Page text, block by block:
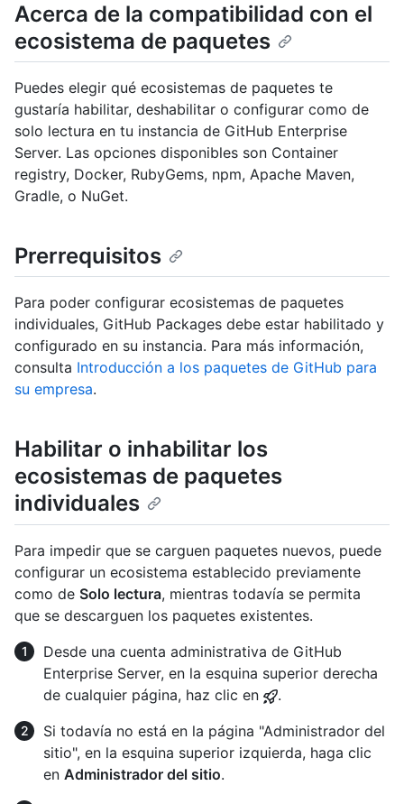
Acerca de la compatibilidad con el
ecosistema de paquetes
Puedes elegir qué ecosistemas de paquetes te
gustaría habilitar, deshabilitar o configurar como de
solo lectura en tu instancia de GitHub Enterprise
Server. Las opciones disponibles son Container
registry, Docker, RubyGems, npm, Apache Maven,
Gradle, o NuGet.
Prerrequisitos
Para poder configurar ecosistemas de paquetes
individuales, GitHub Packages debe estar habilitado y
configurado en su instancia. Para más información,
consulta Introducción a los paquetes de GitHub para
su empresa.
Habilitar o inhabilitar los
ecosistemas de paquetes
individuales
Para impedir que se carguen paquetes nuevos, puede
configurar un ecosistema establecido previamente
como de Solo lectura, mientras todavía se permita
que se descarguen los paquetes existentes.
Desde una cuenta administrativa de GitHub
Enterprise Server, en la esquina superior derecha
de cualquier página, haz clic en
.
Si todavía no está en la página "Administrador del
sitio", en la esquina superior izquierda, haga clic
en Administrador del sitio.